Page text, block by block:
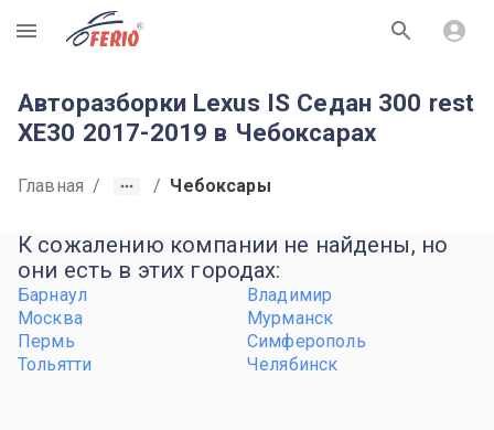
R
Авторазборки Lexus IS Седан 300 rest
XE30 2017-2019 в Чебоксарах
Главная / / Чебоксары
К сожалению компании не найдены, но
они есть в этих городах:
Барнаул
Владимир
Москва
Мурманск
Пермь
Симферополь
Тольятти
Челябинск